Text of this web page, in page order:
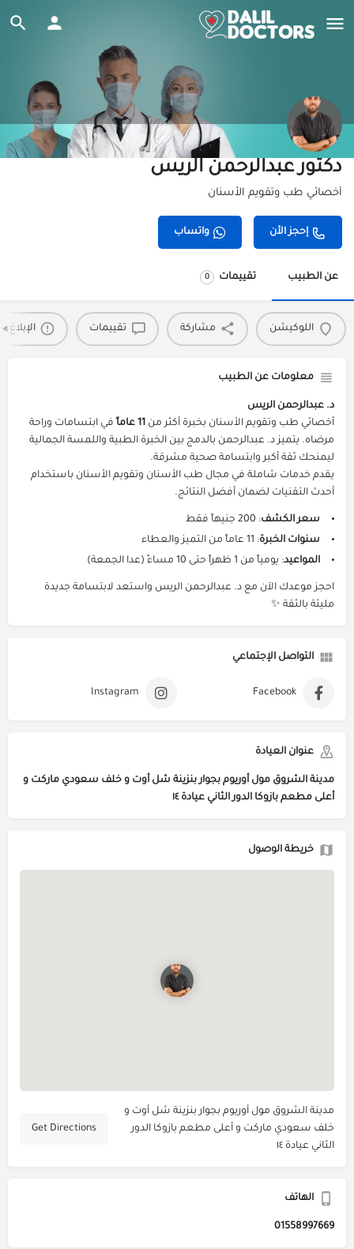
دكتور عبدالرحمن الريس
أخصائي طب وتقويم الأسنان
إحجز الأن واتساب
عن الطبيب تقييمات 0
اللوكيشن مشاركة تقييمات
معلومات عن الطبيب
د. عبدالرحمن الريس
أخصائي طب وتقويم الأسنان بخبرة أكثر من 11 عاماً
في ابتسامات وراحة
مرضاه. يتميز د. عبدالرحمن بالدمج بين الخبرة الطبية واللمسة الجمالية
ليمنحك ثقة أكبر وابتسامة صحية مشرقة.
يقدم خدمات شاملة في مجال طب الأسنان وتقويم الأسنان باستخدام
أحدث التقنيات لضمان أفضل النتائج.
سعر الكشف: 200 جنيهاً فقط
سنوات الخبرة: 11 عاماً من التميز والعطاء
المواعيد: يومياً من 1 ظهراً حتى 10 مساءً (عدا الجمعة)
احجز موعدك الآن مع د. عبدالرحمن الريس واستعد لابتسامة جديدة
مليئة بالثقة ✨
التواصل الإجتماعي
Facebook
Instagram
عنوان العيادة
مدينة الشروق مول أوريوم بجوار بنزينة شل أوت و خلف سعودي ماركت و
أعلى مطعم بازوكا الدور الثاني عيادة ١٤
خريطة الوصول
مدينة الشروق مول أوريوم بجوار بنزينة شل أوت و
خلف سعودي ماركت و أعلى مطعم بازوكا الدور
الثاني عيادة ١٤
Get Directions
الهاتف
01558997669